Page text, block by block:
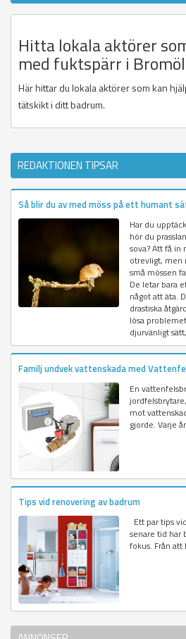
Hitta lokala aktörer
med fuktspärr i
Här hittar du lokala aktörer som kan
tätskikt i ditt badrum.
REDAKTIONEN TIPSAR
Så blir du av med möss på ett humant
Har du
hör du
sova? Att få in
otrevligt, men
små mössen
De letar bara
något att äta.
drastiska
lösa
djurvänligt
Familj undvek vattenskada med
En
mot
gjorde. Varje
Tips vid renovering av badrum
Ett par tips
senare tid
fokus. Från